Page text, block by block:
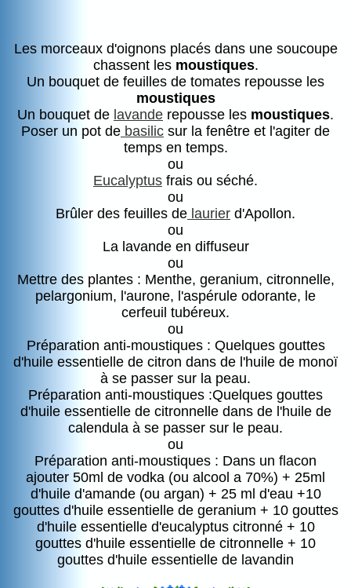
Les morceaux d'oignons placés dans une soucoupe
chassent les moustiques.
Un bouquet de feuilles de tomates repousse les
moustiques
Un bouquet de lavande repousse les moustiques.
Poser un pot de basilic sur la fenêtre et l'agiter de
temps en temps.
ou
Eucalyptus frais ou séché.
ou
Brûler des feuilles de laurier d'Apollon.
ou
La lavande en diffuseur
ou
Mettre des plantes : Menthe, geranium, citronnelle,
pelargonium, l'aurone, l'aspérule odorante, le
cerfeuil tubéreux.
ou
Préparation anti-moustiques : Quelques gouttes
d'huile essentielle de citron dans de l'huile de monoï
à se passer sur la peau.
Préparation anti-moustiques :Quelques gouttes
d'huile essentielle de citronnelle dans de l'huile de
calendula à se passer sur le peau.
ou
Préparation anti-moustiques : Dans un flacon
ajouter 50ml de vodka (ou alcool a 70%) + 25ml
d'huile d'amande (ou argan) + 25 ml d'eau +10
gouttes d'huile essentielle de geranium + 10 gouttes
d'huile essentielle d'eucalyptus citronné + 10
gouttes d'huile essentielle de citronnelle + 10
gouttes d'huile essentielle de lavandin